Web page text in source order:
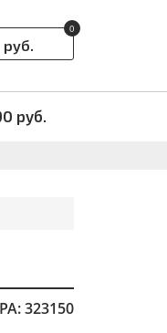
руб.
0
руб.
323150